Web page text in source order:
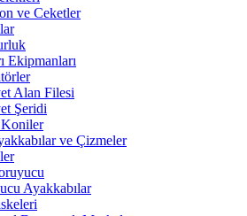
ve Ceketler
Ekipmanları
Alan Filesi
Şeridi
ve Çizmeler
Ayakkabılar